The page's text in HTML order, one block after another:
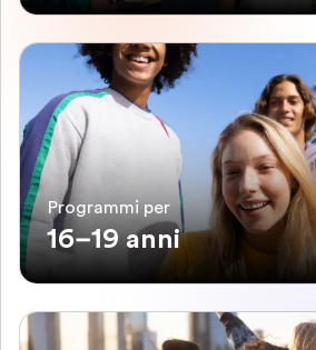
Programmi per
16–19 anni